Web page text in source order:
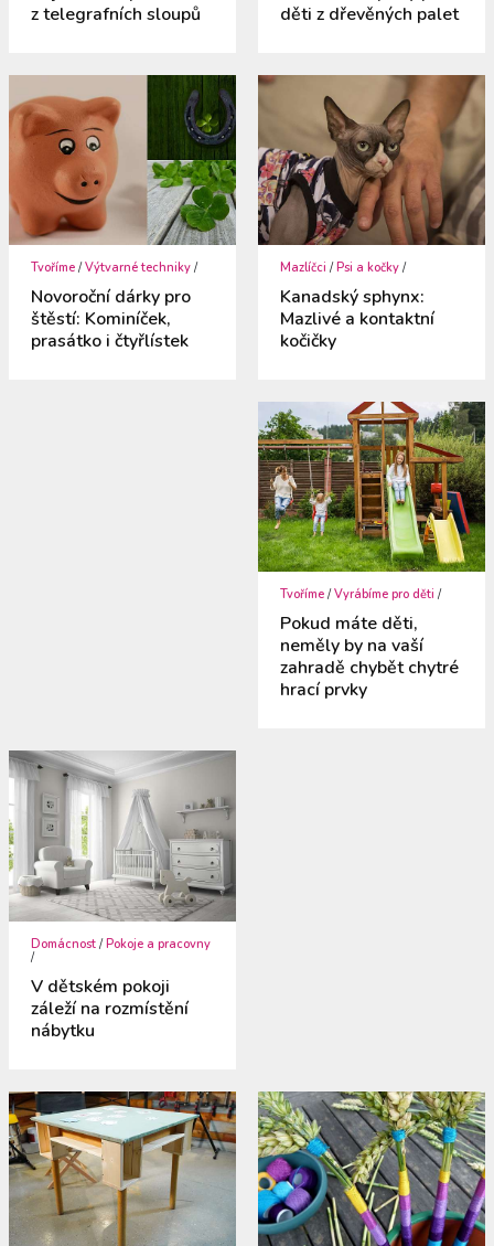
z telegrafních sloupů
děti z dřevěných palet
Tvoříme /Výtvarné techniky /
Novoroční dárky pro
štěstí: Kominíček,
prasátko i čtyřlístek
Mazlíčci /Psi a kočky /
Kanadský sphynx:
Mazlivé a kontaktní
kočičky
Tvoříme /Vyrábíme pro děti /
Pokud máte děti,
neměly by na vaší
zahradě chybět chytré
hrací prvky
Domácnost /Pokoje a pracovny
/
V dětském pokoji
záleží na rozmístění
nábytku